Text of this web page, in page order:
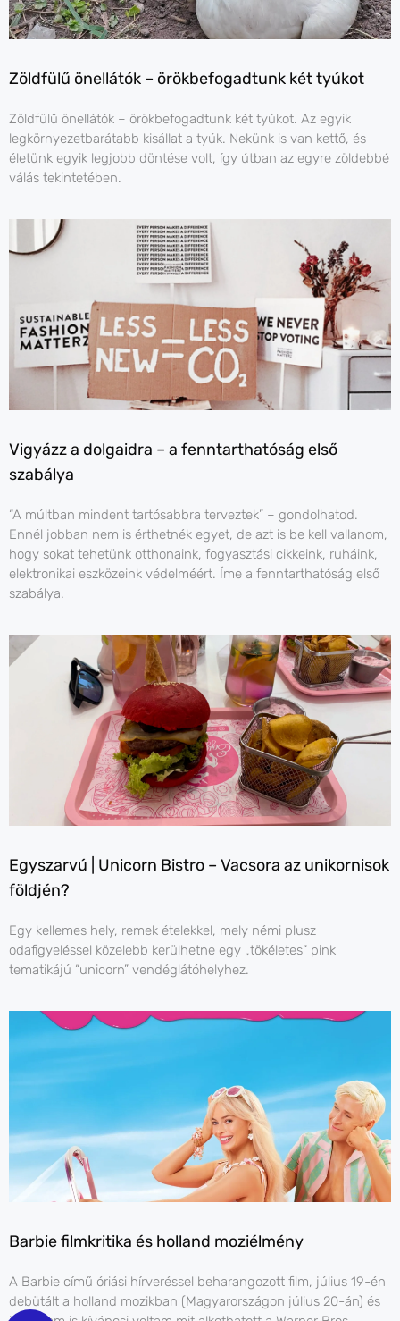
Zöldfülű önellátók – örökbefogadtunk két tyúkot
Zöldfülű önellátók – örökbefogadtunk két tyúkot. Az egyik
legkörnyezetbarátabb kisállat a tyúk. Nekünk is van kettő, és
életünk egyik legjobb döntése volt, így útban az egyre zöldebbé
válás tekintetében.
Vigyázz a dolgaidra – a fenntarthatóság első
szabálya
“A múltban mindent tartósabbra terveztek” – gondolhatod.
Ennél jobban nem is érthetnék egyet, de azt is be kell vallanom,
hogy sokat tehetünk otthonaink, fogyasztási cikkeink, ruháink,
elektronikai eszközeink védelméért. Íme a fenntarthatóság első
szabálya.
Egyszarvú | Unicorn Bistro – Vacsora az unikornisok
földjén?
Egy kellemes hely, remek ételekkel, mely némi plusz
odafigyeléssel közelebb kerülhetne egy „tökéletes” pink
tematikájú “unicorn” vendéglátóhelyhez.
Barbie filmkritika és holland moziélmény
A Barbie című óriási hírveréssel beharangozott film, július 19-én
debütált a holland mozikban (Magyarországon július 20-án) és